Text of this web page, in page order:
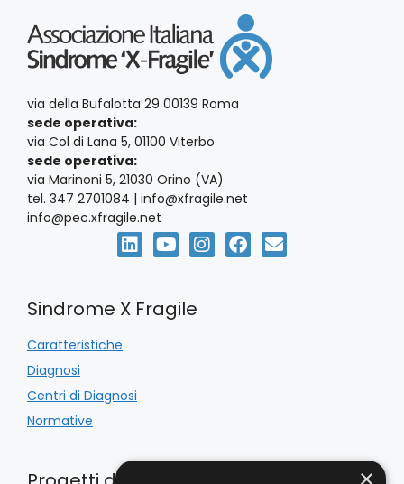
via della Bufalotta 29 00139 Roma
sede operativa:
via Col di Lana 5, 01100 Viterbo
sede operativa:
via Marinoni 5, 21030 Orino (VA)
tel. 347 2701084 | info@xfragile.net
info@pec.xfragile.net
Sindrome X Fragile
Caratteristiche
Diagnosi
Centri di Diagnosi
Normative